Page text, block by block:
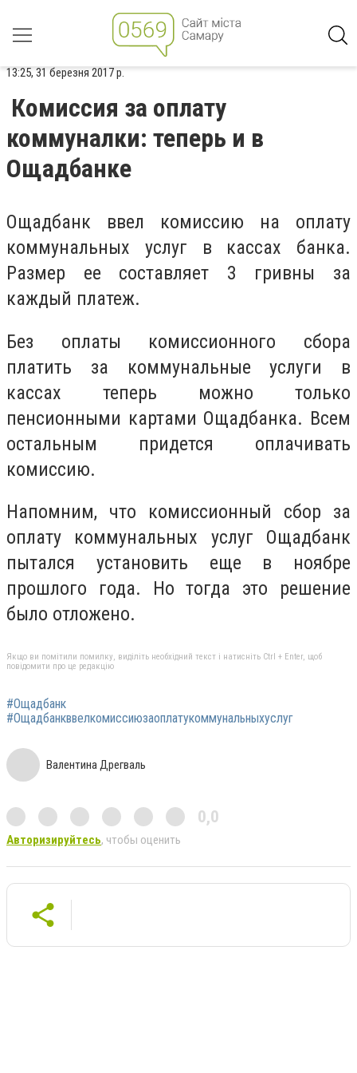
13:25, 31 березня 2017 р.
Комиссия за оплату
коммуналки: теперь и в
Ощадбанке
Ощадбанк ввел комиссию на оплату
коммунальных услуг в кассах банка.
Размер ее составляет 3 гривны за
каждый платеж.
Без оплаты комиссионного сбора
платить за коммунальные услуги в
кассах теперь можно только
пенсионными картами Ощадбанка. Всем
остальным придется оплачивать
комиссию.
Напомним, что комиссионный сбор за
оплату коммунальных услуг Ощадбанк
пытался установить еще в ноябре
прошлого года. Но тогда это решение
было отложено.
Якщо ви помітили помилку, виділіть необхідний текст і натисніть Ctrl + Enter, щоб
повідомити про це редакцію
#Ощадбанк
#Ощадбанкввелкомиссиюзаоплатукоммунальныхуслуг
Валентина Дрегваль
0,0
Авторизируйтесь, чтобы оценить